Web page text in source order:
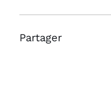
Partager